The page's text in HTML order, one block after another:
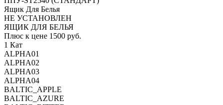
Ящик Для Белья
НЕ УСТАНОВЛЕН
ЯЩИК ДЛЯ БЕЛЬЯ
Плюс к цене 1500 руб.
1 Кат
ALPHA01
ALPHA02
ALPHA03
ALPHA04
BALTIC_APPLE
BALTIC_AZURE